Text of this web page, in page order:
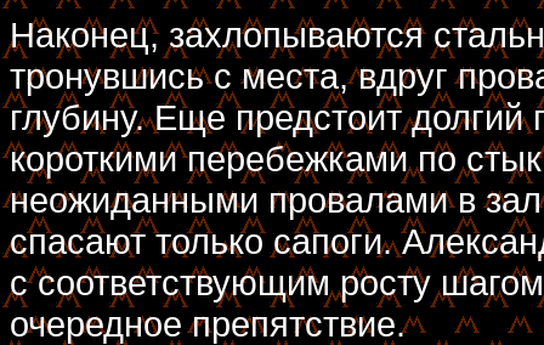
Наконец, захлопываются
тронувшись с места, вдруг
глубину. Еще предстоит
короткими перебежками по
неожиданными провалами в
спасают только сапоги.
с соответствующим росту
очередное препятствие.